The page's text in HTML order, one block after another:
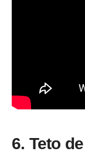
6. Teto